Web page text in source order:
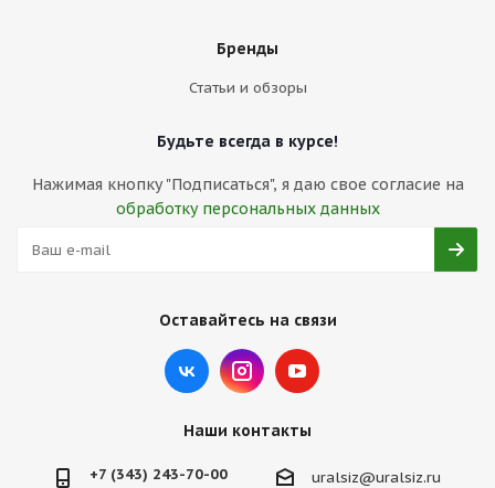
Бренды
Статьи и обзоры
Будьте всегда в курсе!
Нажимая кнопку "Подписаться", я даю свое согласие на
обработку персональных данных
Оставайтесь на связи
Наши контакты
+7 (343) 243-70-00 uralsiz@uralsiz.ru